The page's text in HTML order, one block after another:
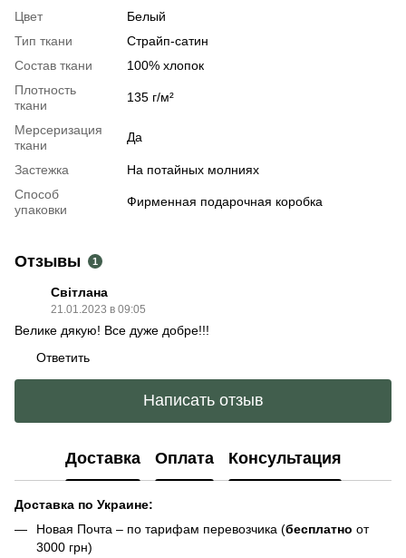
Цвет
Белый
Тип ткани
Страйп-сатин
Состав ткани
100% хлопок
Плотность
ткани
135 г/м²
Мерсеризация
ткани
Да
Застежка
На потайных молниях
Способ
упаковки
Фирменная подарочная коробка
Отзывы 1
Світлана
21.01.2023 в 09:05
Велике дякую! Все дуже добре!!!
Ответить
Написать отзыв
Доставка Оплата Консультация
Доставка по Украине:
Новая Почта – по тарифам перевозчика (бесплатно от
3000 грн)